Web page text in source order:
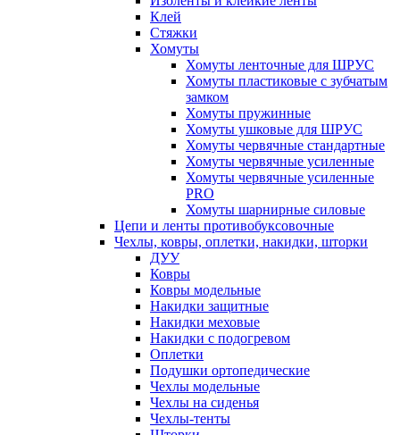
Клей
Стяжки
Хомуты
Хомуты ленточные для ШРУС
Хомуты пластиковые с зубчатым
замком
Хомуты пружинные
Хомуты ушковые для ШРУС
Хомуты червячные стандартные
Хомуты червячные усиленные
Хомуты червячные усиленные
PRO
Хомуты шарнирные силовые
Цепи и ленты противобуксовочные
Чехлы, ковры, оплетки, накидки, шторки
ДУУ
Ковры
Ковры модельные
Накидки защитные
Накидки меховые
Накидки с подогревом
Оплетки
Подушки ортопедические
Чехлы модельные
Чехлы на сиденья
Чехлы-тенты